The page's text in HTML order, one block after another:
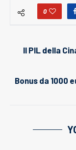
0
Il PIL della
Bonus da 1000